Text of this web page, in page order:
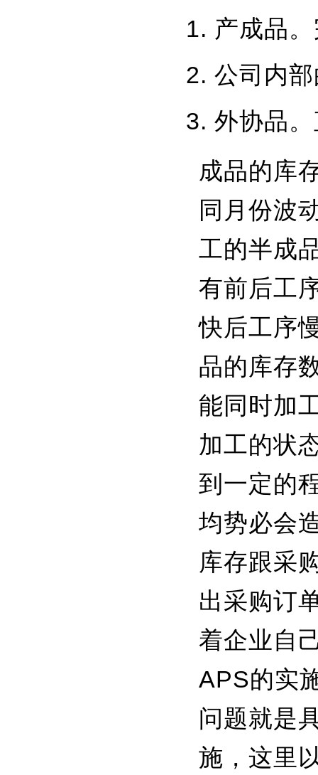
产成品
公司内
外协品
成品的库
同月份波
工的半成
有前后工
快后工序
品的库存
能同时加
加工的状
到一定的
均势必会
库存跟采
出采购订
着企业自
APS的实
问题就是
施，这里